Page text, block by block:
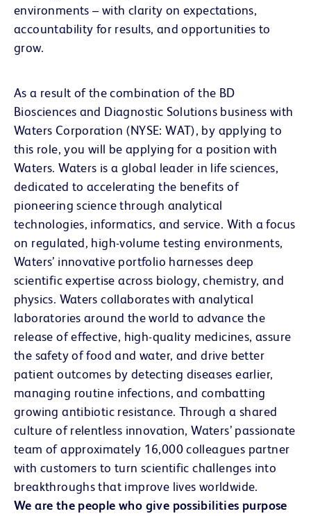
environments – with clarity on expectations,
accountability for results, and opportunities to
grow.
As a result of the combination of the BD
Biosciences and Diagnostic Solutions business with
Waters Corporation (NYSE: WAT), by applying to
this role, you will be applying for a position with
Waters. Waters is a global leader in life sciences,
dedicated to accelerating the benefits of
pioneering science through analytical
technologies, informatics, and service. With a focus
on regulated, high-volume testing environments,
Waters’ innovative portfolio harnesses deep
scientific expertise across biology, chemistry, and
physics. Waters collaborates with analytical
laboratories around the world to advance the
release of effective, high-quality medicines, assure
the safety of food and water, and drive better
patient outcomes by detecting diseases earlier,
managing routine infections, and combatting
growing antibiotic resistance. Through a shared
culture of relentless innovation, Waters’ passionate
team of approximately 16,000 colleagues partner
with customers to turn scientific challenges into
breakthroughs that improve lives worldwide.
We are the people who give possibilities purpose